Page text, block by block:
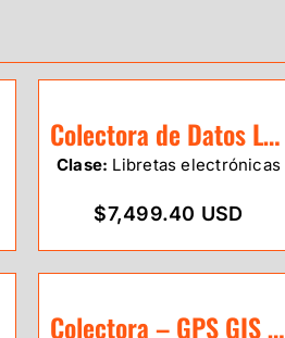
Colectora de Datos Leica CS20
Clase: Libretas electrónicas
$7,499.40 USD
Colectora – GPS GIS Stonex S40